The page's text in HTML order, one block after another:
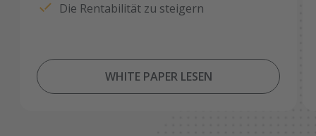
Die Rentabilität zu steigern
WHITE PAPER LESEN